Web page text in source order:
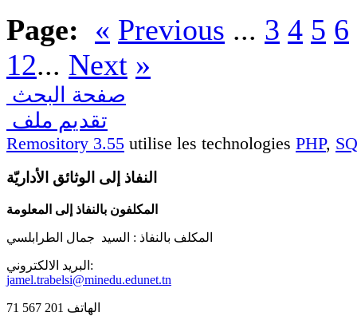
Page: « Previous ... 3 4 5 6
12... Next »
صفحة البحث
تقديم ملف
Remository 3.55 utilise les technologies PHP,
النفاذ إلى الوثائق الأداريّة
المكلفون بالنفاذ إلى المعلومة
المكلف بالنفاذ : السيد جمال الطرابلسي
البريد الالكتروني:
jamel.trabelsi@minedu.edunet.tn